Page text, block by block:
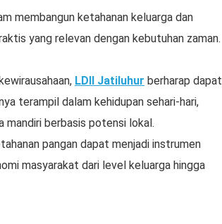
membangun ketahanan keluarga dan
yang relevan dengan kebutuhan zaman.
LDII Jatiluhur berharap dapat
terampil dalam kehidupan sehari-hari,
mandiri berbasis potensi lokal.
pangan dapat menjadi instrumen
masyarakat dari level keluarga hingga